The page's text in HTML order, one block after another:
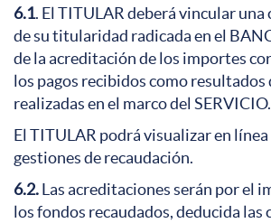
6.1. El TITULAR deberá vincular
de su titularidad radicada en el
de la acreditación de los importes
los pagos recibidos como resultados
realizadas en el marco del SERVICIO.
El TITULAR podrá visualizar en línea
gestiones de recaudación.
6.2.Las acreditaciones serán por el
los fondos recaudados, deducida las